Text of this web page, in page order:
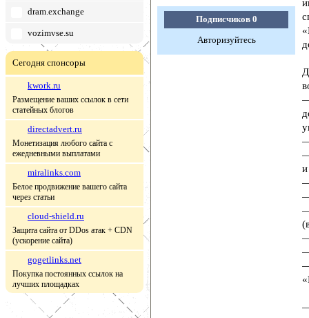
dram.exchange
vozimvse.su
Сегодня спонсоры
kwork.ru
Размещение ваших ссылок в сети
статейных блогов
directadvert.ru
Монетизация любого сайта с
ежедневными выплатами
miralinks.com
Белое продвижение вашего сайта
через статьи
cloud-shield.ru
Защита сайта от DDos атак + CDN
(ускорение сайта)
gogetlinks.net
Покупка постоянных ссылок на
лучших площадках
Подписчиков 0
Авторизуйтесь